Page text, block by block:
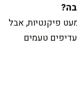
פיקנטיות, אבל
טעמים